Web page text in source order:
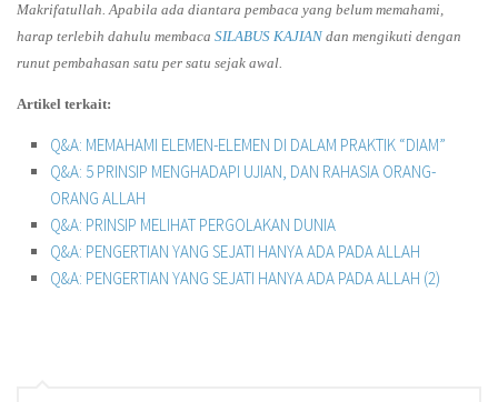
Makrifatullah. Apabila ada diantara pembaca yang belum memahami,
harap terlebih dahulu membaca SILABUS KAJIAN dan mengikuti dengan
runut pembahasan satu per satu sejak awal.
Artikel terkait:
Q&A: MEMAHAMI ELEMEN-ELEMEN DI DALAM PRAKTIK “DIAM”
Q&A: 5 PRINSIP MENGHADAPI UJIAN, DAN RAHASIA ORANG-
ORANG ALLAH
Q&A: PRINSIP MELIHAT PERGOLAKAN DUNIA
Q&A: PENGERTIAN YANG SEJATI HANYA ADA PADA ALLAH
Q&A: PENGERTIAN YANG SEJATI HANYA ADA PADA ALLAH (2)